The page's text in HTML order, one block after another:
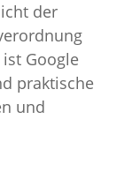
der
ist Google
praktische
und